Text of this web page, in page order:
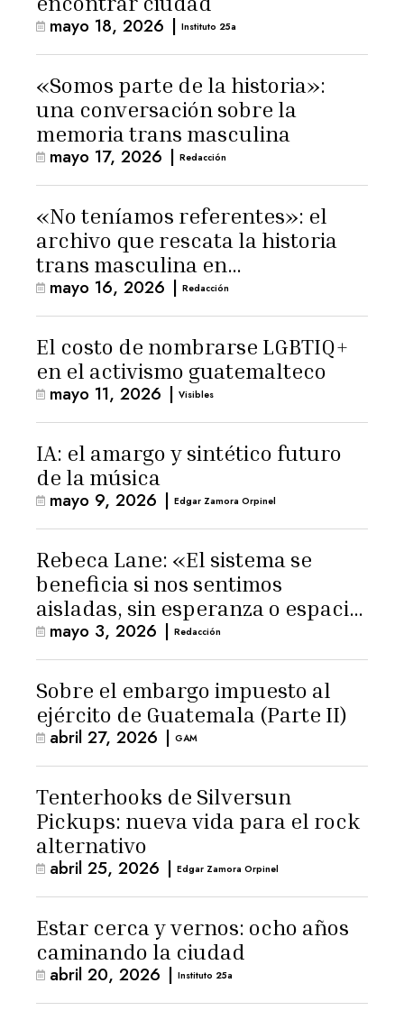
mayo 18, 2026 | Instituto 25a
«Somos parte de la historia»:
una conversación sobre la
memoria trans masculina
mayo 17, 2026 | Redacción
«No teníamos referentes»: el
archivo que rescata la historia
trans masculina en
Latinoamérica
mayo 16, 2026 | Redacción
El costo de nombrarse LGBTIQ+
en el activismo guatemalteco
mayo 11, 2026 | Visibles
IA: el amargo y sintético futuro
de la música
mayo 9, 2026 | Edgar Zamora Orpinel
Rebeca Lane: «El sistema se
beneficia si nos sentimos
aisladas, sin esperanza o espacio
para la ternura»
mayo 3, 2026 | Redacción
Sobre el embargo impuesto al
ejército de Guatemala (Parte II)
abril 27, 2026 | GAM
Tenterhooks de Silversun
Pickups: nueva vida para el rock
alternativo
abril 25, 2026 | Edgar Zamora Orpinel
Estar cerca y vernos: ocho años
caminando la ciudad
abril 20, 2026 | Instituto 25a